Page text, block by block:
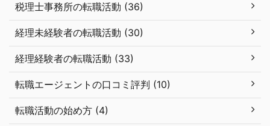
税理士事務所の転職活動 (36)
経理未経験者の転職活動 (30)
経理経験者の転職活動 (33)
転職エージェントの口コミ評判 (10)
転職活動の始め方 (4)